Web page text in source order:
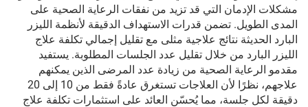
مشكلات الإدمان التي قد تزيد من نفقات الرعاية الصحية على
المدى الطويل. تضمن قدرات الاستهداف الدقيقة لأنظمة الليزر
البارد الحديثة نتائج علاجية مثلى مع تقليل إجمالي تكلفة علاج
الليزر البارد من خلال تقليل عدد الجلسات المطلوبة. يستفيد
مقدمو الرعاية الصحية من زيادة عدد المرضى الذين يمكنهم
علاجهم، نظرًا لأن العلاجات تستغرق عادةً فقط من 10 إلى 20
دقيقة لكل جلسة، مما يُحسّن العائد على استثمارات تكلفة علاج